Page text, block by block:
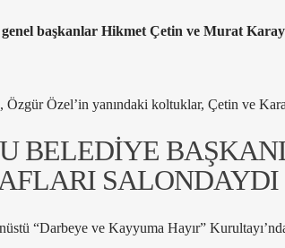
başkanlar Hikmet Çetin ve Murat
Özel’in yanındaki koltuklar, Çetin ve
BELEDİYE
SALONDAYDI
“Darbeye ve Kayyuma Hayır”